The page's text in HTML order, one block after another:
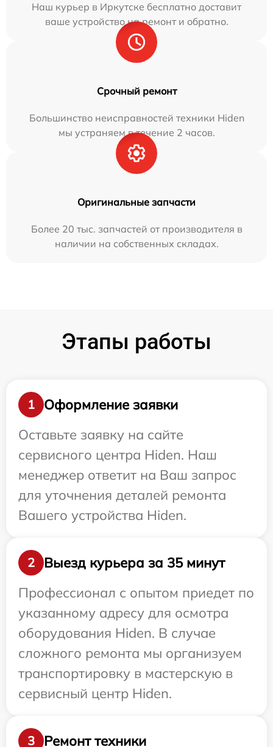
Наш курьер в Иркутске бесплатно доставит
ваше устройство на ремонт и обратно.
Срочный ремонт
Большинство неисправностей техники Hiden
мы устраняем в течение 2 часов.
Оригинальные запчасти
Более 20 тыс. запчастей от производителя в
наличии на собственных складах.
Этапы работы
1
Оформление заявки
Оставьте заявку на сайте
сервисного центра Hiden. Наш
менеджер ответит на Ваш запрос
для уточнения деталей ремонта
Вашего устройства Hiden.
2
Выезд курьера за 35 минут
Профессионал с опытом приедет по
указанному адресу для осмотра
оборудования Hiden. В случае
сложного ремонта мы организуем
транспортировку в мастерскую в
сервисный центр Hiden.
3 Ремонт техники